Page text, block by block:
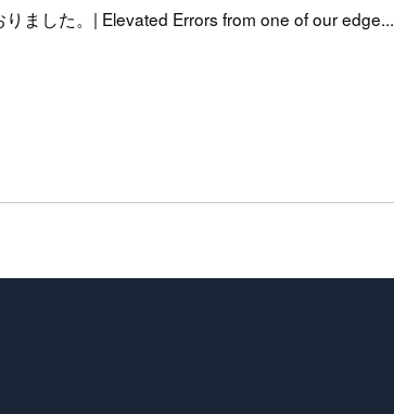
ました。| Elevated Errors from one of our edge...